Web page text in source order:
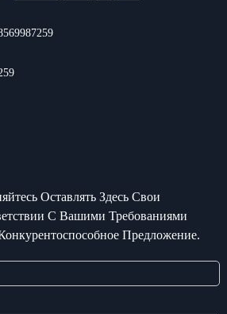
Оставлять Здесь Свои
С Вашими Требованиями
Предложение.